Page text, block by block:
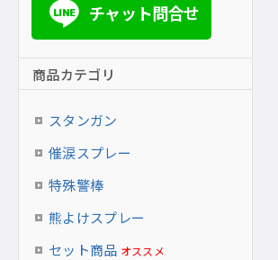
LINE チャット問合せ
商品カテゴリ
スタンガン
催涙スプレー
特殊警棒
熊よけスプレー
セット商品 オススメ